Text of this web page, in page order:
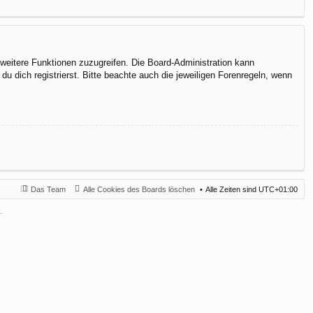
Funktionen zuzugreifen. Die Board-Administration kann
dich registrierst. Bitte beachte auch die jeweiligen Forenregeln, wenn
Alle Zeiten sind UTC+01:00
Alle Cookies des Boards löschen
Das Team